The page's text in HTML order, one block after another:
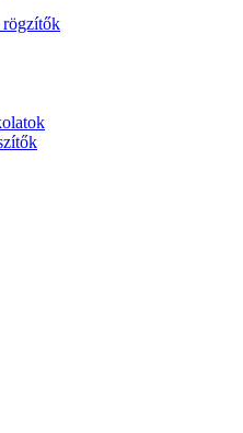
rögzítők